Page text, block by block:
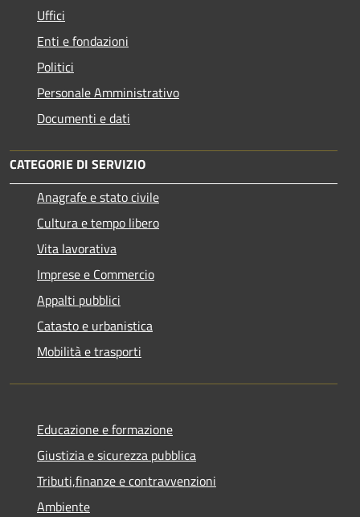
Uffici
Enti e fondazioni
Politici
Personale Amministrativo
Documenti e dati
CATEGORIE DI SERVIZIO
Anagrafe e stato civile
Cultura e tempo libero
Vita lavorativa
Imprese e Commercio
Appalti pubblici
Catasto e urbanistica
Mobilità e trasporti
Educazione e formazione
Giustizia e sicurezza pubblica
Tributi,finanze e contravvenzioni
Ambiente